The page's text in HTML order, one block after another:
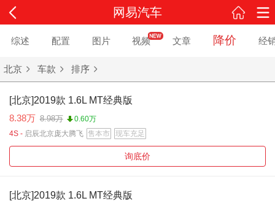
网易汽车
综述 配置 图片 视频 文章 降价 经
北京 车款 排序
[北京]2019款 1.6L MT经典版
8.38万 8.98万
0.60万
4S - 启辰北京庞大腾飞 售本市 现车充足
询底价
[北京]2019款 1.6L MT经典版